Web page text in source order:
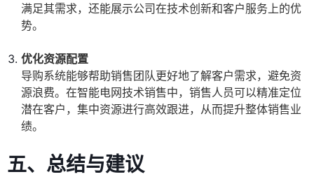
满足其需求，还能展示公司在技术创新和客户服务上的优
势。
优化资源配置
导购系统能够帮助销售团队更好地了解客户需求，避免资
源浪费。在智能电网技术销售中，销售人员可以精准定位
潜在客户，集中资源进行高效跟进，从而提升整体销售业
绩。
五、总结与建议